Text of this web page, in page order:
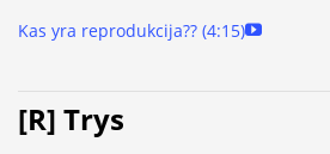
Kas yra reprodukcija?? (4:15)
[R] Trys